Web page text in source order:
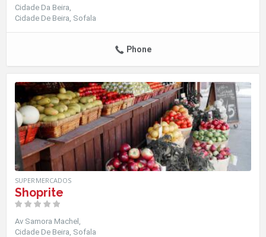
Cidade Da Beira
Cidade De Beira Sofala
Phone
SUPERMERCADOS
Shoprite
Av Samora Machel
Cidade De Beira Sofala